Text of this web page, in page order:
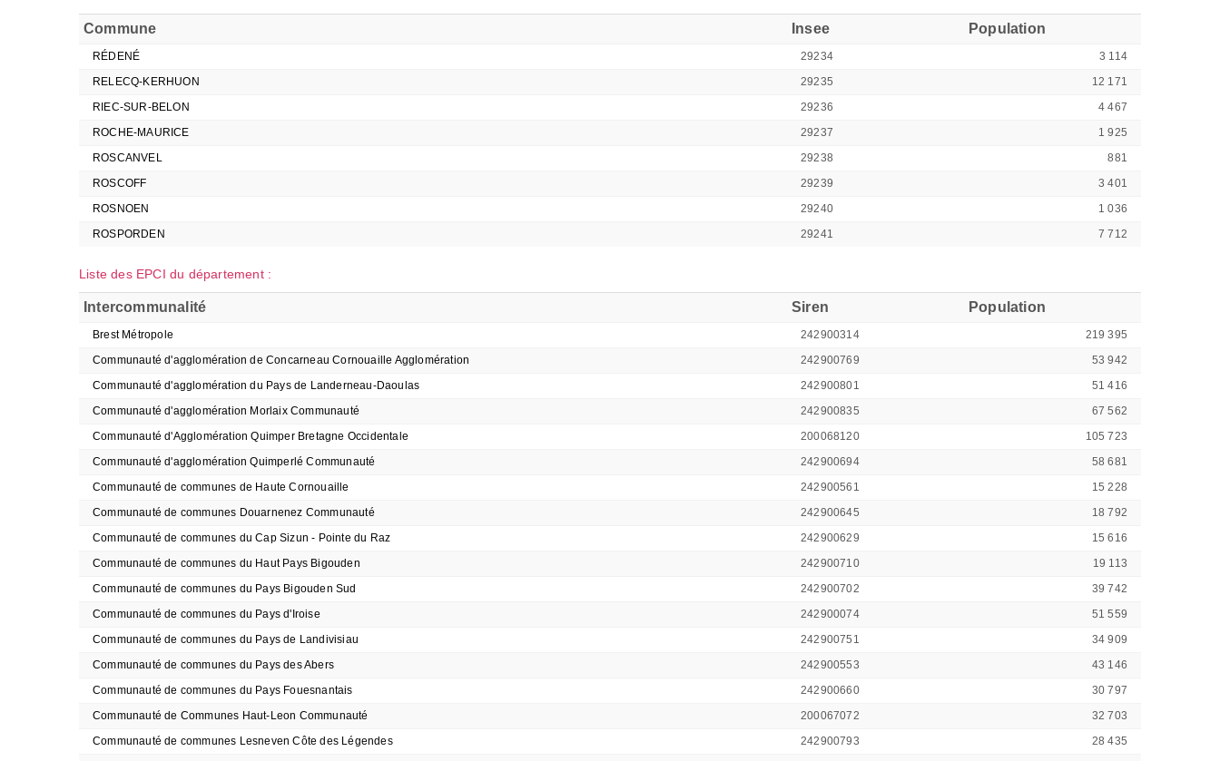
Commune Insee Population
RÉDENÉ 29234
3 114
RELECQ-KERHUON
29235
12 171
RIEC-SUR-BELON
29236
4 467
ROCHE-MAURICE
29237
1 925
ROSCANVEL
29238
881
ROSCOFF
29239
3 401
ROSNOEN
29240
1 036
ROSPORDEN
29241 7 712
Liste des EPCI du département :
Intercommunalité Siren Population
Brest Métropole 242900314
219 395
Communauté d'agglomération de Concarneau Cornouaille Agglomération
242900769
53 942
Communauté d'agglomération du Pays de Landerneau-Daoulas
242900801
51 416
Communauté d'agglomération Morlaix Communauté
242900835
67 562
Communauté d'Agglomération Quimper Bretagne Occidentale
200068120
105 723
Communauté d'agglomération Quimperlé Communauté
242900694
58 681
Communauté de communes de Haute Cornouaille
242900561
15 228
Communauté de communes Douarnenez Communauté
242900645
18 792
Communauté de communes du Cap Sizun - Pointe du Raz
242900629
15 616
Communauté de communes du Haut Pays Bigouden
242900710
19 113
Communauté de communes du Pays Bigouden Sud
242900702
39 742
Communauté de communes du Pays d'Iroise
242900074
51 559
Communauté de communes du Pays de Landivisiau
242900751
34 909
Communauté de communes du Pays des Abers
242900553
43 146
Communauté de communes du Pays Fouesnantais
242900660
30 797
Communauté de Communes Haut-Leon Communauté
200067072
32 703
Communauté de communes Lesneven Côte des Légendes
242900793
28 435